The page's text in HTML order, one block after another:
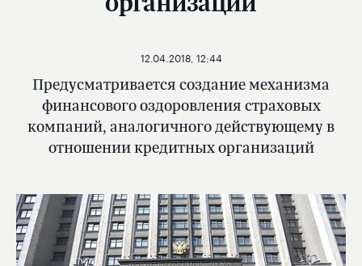
Предусматривается создание механизма
финансового оздоровления страховых
компаний, аналогичного действующему в
отношении кредитных организаций
12.04.2018, 12:44